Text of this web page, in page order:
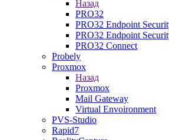
Назад
PRO32
PRO32 Endpoint
PRO32 Endpoint
PRO32 Connect
Probely
Proxmox
Назад
Proxmox
Mail Gateway
Virtual Envoironment
PVS-Studio
Rapid7